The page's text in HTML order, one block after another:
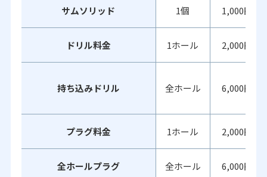
サムソリッド 1個 1,000円
ドリル料金 1ホール 2,000円
持ち込みドリル 全ホール 6,000円
プラグ料金 1ホール 2,000円
全ホールプラグ 全ホール 6,000円